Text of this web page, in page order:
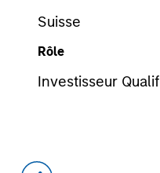
Suisse
Rôle
Investisseur